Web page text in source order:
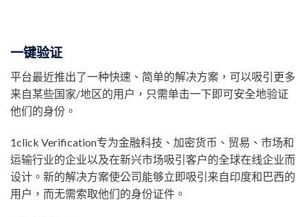
一键验证
平台最近推出了一种快速、简单的解决方案，可以吸引更多
来自某些国家/地区的用户，只需单击一下即可安全地验证
他们的身份。
1cli​​ck Verification专为金融科技、加密货币、贸易、市场和
运输行业的企业以及在新兴市场吸引客户的全球在线企业而
设计。新的解决方案使公司能够立即吸引来自印度和巴西的
用户，而无需索取他们的身份证件。